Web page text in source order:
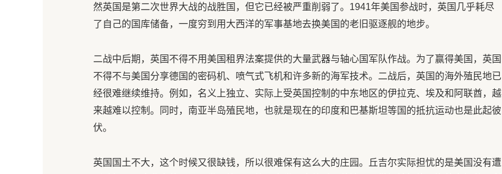
然英国是第二次世界大战的战胜国，但它已经被严重削弱了。1941年美国参战时，英国几乎耗尽
了自己的国库储备，一度穷到用大西洋的军事基地去换美国的老旧驱逐舰的地步。
二战中后期，英国不得不用美国租界法案提供的大量武器与轴心国军队作战。为了赢得美国，英国
不得不与美国分享德国的密码机、喷气式飞机和许多新的海军技术。二战后，英国的海外殖民地已
经很难继续维持。例如，名义上独立、实际上受英国控制的中东地区的伊拉克、埃及和阿联酋，越
来越难以控制。同时，南亚半岛殖民地，也就是现在的印度和巴基斯坦等国的抵抗运动也是此起彼
伏。
英国国土不大，这个时候又很缺钱，所以很难保有这么大的庄园。丘吉尔实际担忧的是美国没有遭